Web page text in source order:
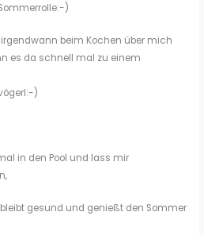
)
beim Kochen über mich
es da schnell mal zu einem
)
in den Pool und lass mir
gesund und genießt den Sommer